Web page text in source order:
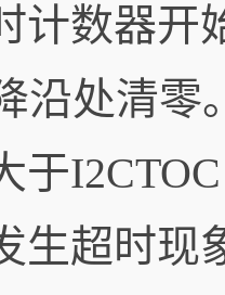
计数器开
沿处清零
于
生超时现